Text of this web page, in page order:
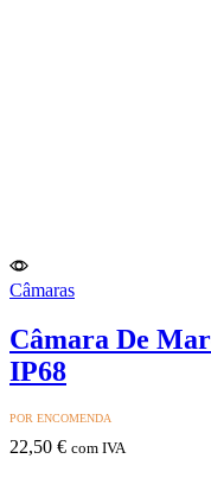
Câmaras
Câmara De
IP68
POR ENCOMENDA
22,50 € com IVA